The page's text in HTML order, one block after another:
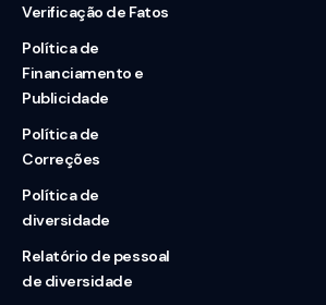
Verificação de Fatos
Política de
Financiamento e
Publicidade
Política de
Correções
Política de
diversidade
Relatório de pessoal
de diversidade